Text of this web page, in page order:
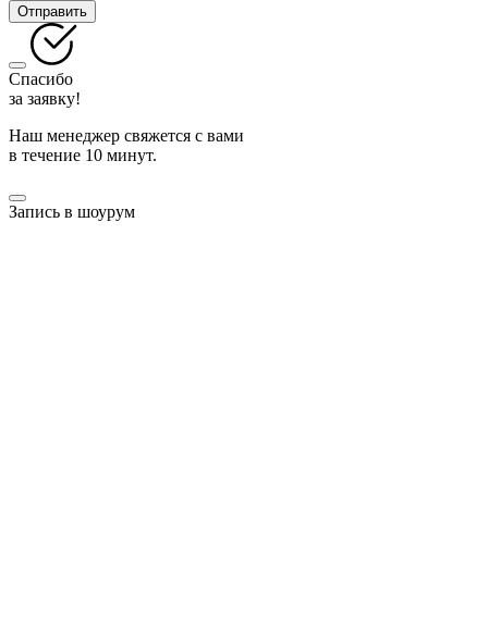
Отправить
Спасибо
за заявку!
Наш менеджер свяжется с вами
в течение 10 минут.
Запись в шоурум